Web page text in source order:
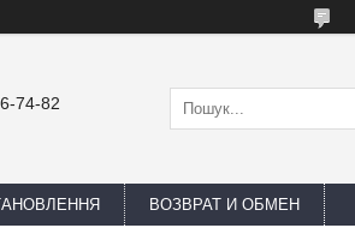
74-82
ВОЗВРАТ И ОБМЕН